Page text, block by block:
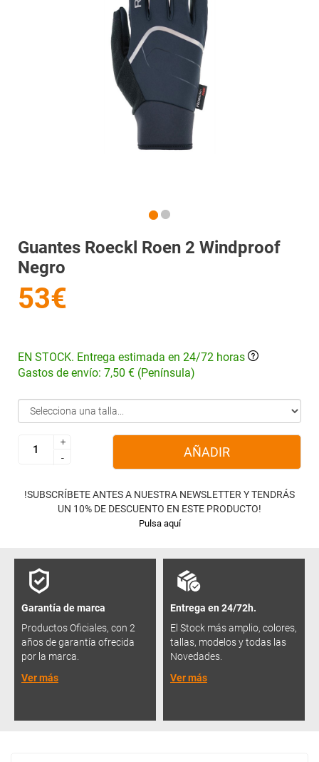
Guantes Roeckl Roen 2 Windproof
Negro
53€
EN STOCK. Entrega estimada en 24/72 horas
Gastos de envío: 7,50 € (Península)
+
-
+
-
AÑADIR
!SUBSCRÍBETE ANTES A NUESTRA NEWSLETTER Y TENDRÁS
UN 10% DE DESCUENTO EN ESTE PRODUCTO!
Pulsa aquí
Garantía de marca
Productos Oficiales, con 2
años de garantía ofrecida
por la marca.
Ver más
Entrega en 24/72h.
El Stock más amplio, colores,
tallas, modelos y todas las
Novedades.
Ver más